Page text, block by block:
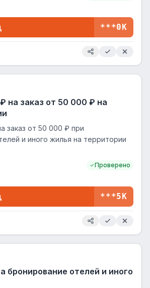
***0K
на заказ от 50 000 ₽ на
заказ от 50 000 ₽ при
и иного жилья на территории
Проверено
***5K
бронирование отелей и иного